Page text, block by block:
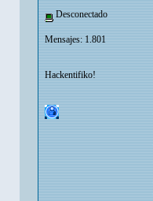
Desconectado
Mensajes: 1.801
Hackentifiko!